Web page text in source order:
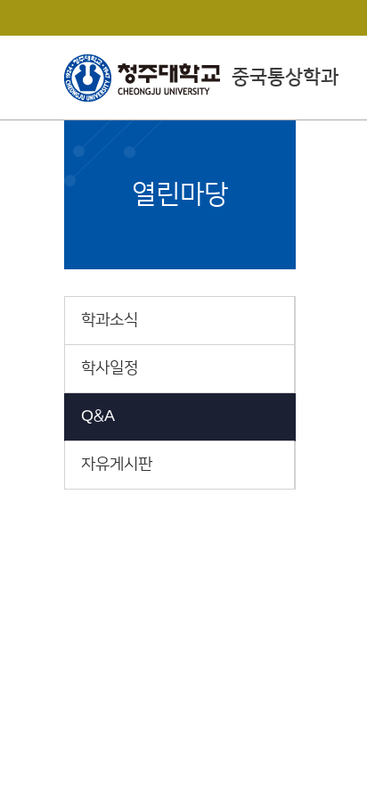
중국통상학과
College of
Economics&Business
열린마당
학과소식
학사일정
Q&A
자유게시판